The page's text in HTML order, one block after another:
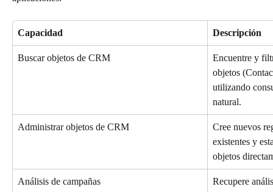
Capacidad Descripción
Buscar objetos de CRM
Encuentre y
objetos
utilizando
natural.
Administrar objetos de CRM
Cree nuevos
existentes y
objetos
Análisis de campañas
Recupere